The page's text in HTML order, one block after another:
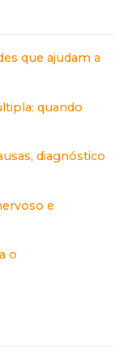
que ajudam a
quando
diagnóstico
e
o